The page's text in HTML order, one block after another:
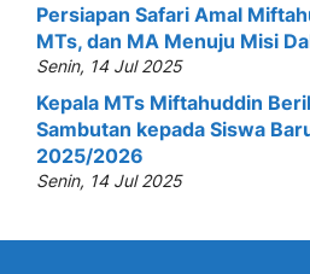
Persiapan Safari Amal
MTs, dan MA Menuju Misi
Senin, 14 Jul 2025
Kepala MTs Miftahuddin
Sambutan kepada Siswa
2025/2026
Senin, 14 Jul 2025